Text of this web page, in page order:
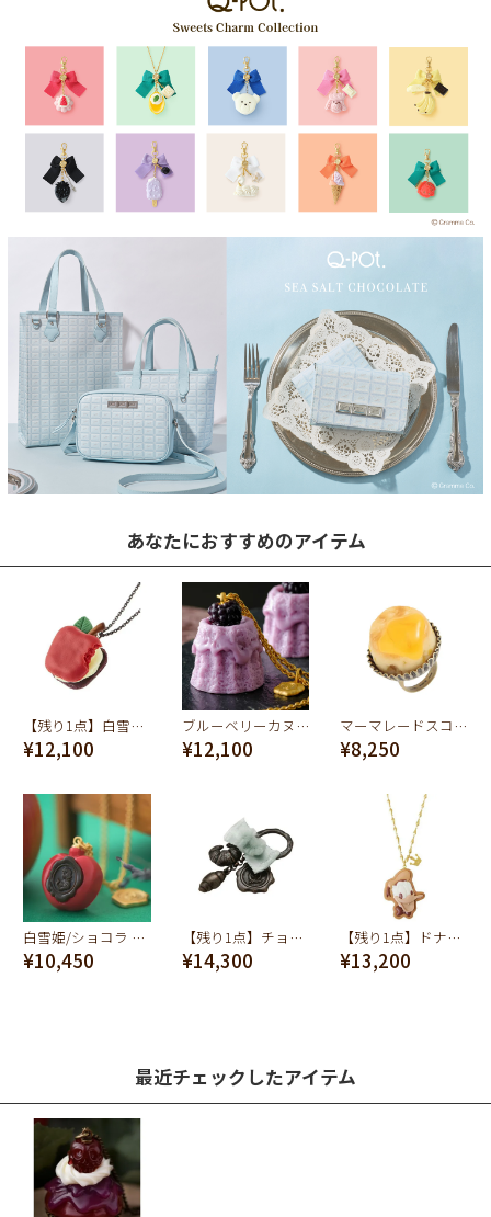
あなたにおすすめのアイテム
【残り1点】白雪姫 /アップルマカロンネックレス【ディズニー アクセサリー】
¥12,100
ブルーベリーカヌレ ネックレス
¥12,100
マーマレードスコーンリング
¥8,250
白雪姫/ショコラ ネックレス【ディズニー アクセサリー】
¥10,450
【残り1点】チョコレートクロワッサン リング
¥14,300
【残り1点】ドナルドダック/シュガークッキー ネックレス【ディズニー アクセサリー】
¥13,200
最近チェックしたアイテム